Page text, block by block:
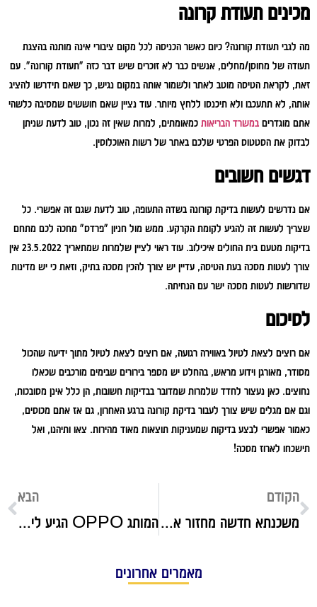
מכינים תעודת קרונה
מה לגבי תעודת קורונה? כיום כאשר הכניסה לכל מקום ציבורי אינה מותנה בהצגת
תעודה של מחוסן/מחלים, אנשים כבר לא זוכרים שיש דבר כזה "תעודת קורונה". עם
זאת, לקראת הטיסה מוטב לאתר ולשמור אותה במקום נגיש, כך שאם תידרשו להציג
אותה, לא תתעכבו ולא תיכנסו ללחץ מיותר. עוד נציין שאם חוששים שמסיבה כלשהי
אתם מוגדרים במשרד הבריאות כמאומתים, למרות שאין זה נכון, טוב לדעת שניתן
לבדוק את הסטטוס הפרטי שלכם באתר של רשות האוכלוסין.
דגשים חשובים
אם נדרשים לעשות בדיקת קורונה בשדה התעופה, טוב לדעת שגם זה אפשרי. כל
שצריך לעשות זה להגיע לקומת הקרקע. ממש מול חניון "פרדס" מחכה לכם מתחם
בדיקות מטעם בית החולים איכילוב. עוד ראוי לציין שלמרות שמתאריך 23.5.2022 אין
צורך לעטות מסכה בעת הטיסה, עדיין יש צורך להכין מסכה בתיק, וזאת כי יש מדינות
שדורשות לעטות מסכה ישר עם הנחיתה.
לסיכום
אם רוצים לצאת לטיול באווירה רגועה, אם רוצים לצאת לטיול מתוך ידיעה שהכול
מסודר, מאורגן וידוע מראש, בהחלט יש מספר בירורים שבימים מורכבים שכאלו
נחוצים. כאן נעצור לחדד שלמרות שמדובר בבדיקות חשובות, הן כלל אינן מסובכות,
וגם אם מגלים שיש צורך לעבור בדיקת קורונה ברגע האחרון, גם אז אתם מכוסים,
כאמור אפשרי לבצע בדיקות שמעניקות תוצאות מאוד מהירות. צאו ותיהנו, ואל
תישכחו לארוז מסכה!
הקודם
משכנתא חדשה מחזור או איחוד? חכם משכנתאות כאן כדי לסייע לכם
הבא
המותג OPPO הגיע לישראל, והוא מביא איתו בשורה חדשנית בתחום הסמארטפונים
מאמרים אחרונים